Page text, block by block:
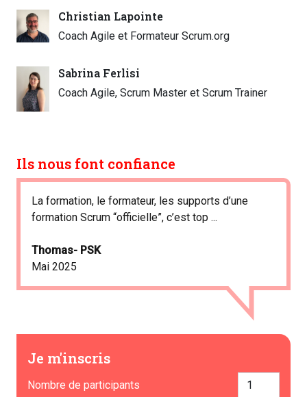
Christian Lapointe
Coach Agile et Formateur Scrum.org
Sabrina Ferlisi
Coach Agile, Scrum Master et Scrum Trainer
Ils nous font confiance
La formation, le formateur, les supports d’une
formation Scrum “officielle”, c’est top ...
Thomas- PSK
Mai 2025
Je m'inscris
Nombre de participants